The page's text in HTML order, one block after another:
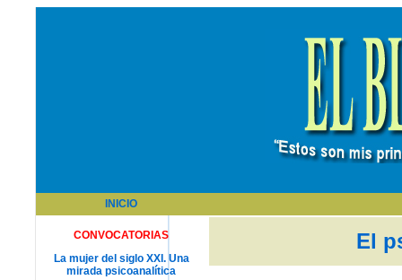
INICIO
CONVOCATORIAS
La mujer del siglo XXI. Una
mirada psicoanalítica
El